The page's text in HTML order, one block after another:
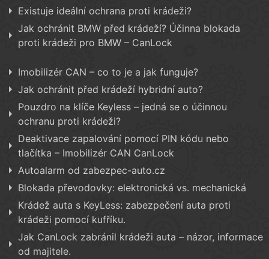
Existuje ideální ochrana proti krádeži?
Jak ochránit BMW před krádeží? Účinna blokada
proti krádeži pro BMW – CanLock
Imobilizér CAN – co to je a jak funguje?
Jak ochránit před krádeží hybridní auto?
Pouzdro na klíče Keyless – jedná se o účinnou
ochranu proti krádeži?
Deaktivace zapalování pomocí PIN kódu nebo
tlačítka – Imobilizér CAN CanLock
Autoalarm od zabezpec-auto.cz
Blokada převodovky: elektronická vs. mechanická
Krádež auta s KeyLess: zabezpečení auta proti
krádeži pomocí kufříku.
Jak CanLock zabránil krádeži auta – názor, informace
od majitele.